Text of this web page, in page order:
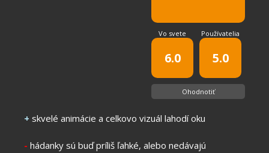
Vo svete
6.0
Používatelia
5.0
Ohodnotiť
+ skvelé animácie a celkovo vizuál lahodí oku
- hádanky sú buď príliš ľahké, alebo nedávajú